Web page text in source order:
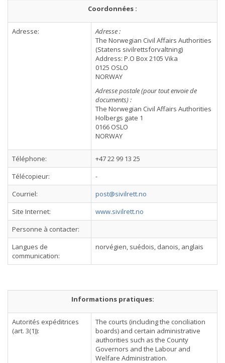
Coordonnées :
Adresse:
Adresse :
The Norwegian Civil Affairs Authorities
(Statens sivilrettsforvaltning)
Address: P.O Box 2105 Vika
0125 OSLO
NORWAY
Adresse postale (pour tout envoie de
documents) :
The Norwegian Civil Affairs Authorities
Holbergs gate 1
0166 OSLO
NORWAY
Téléphone:
+47 22 99 13 25
Télécopieur:
-
Courriel:
post@sivilrett.no
Site Internet:
www.sivilrett.no
Personne à contacter:
Langues de
communication:
norvégien, suédois, danois, anglais
Informations pratiques:
Autorités expéditrices
(art. 3(1)):
The courts (including the conciliation
boards) and certain administrative
authorities such as the County
Governors and the Labour and
Welfare Administration.